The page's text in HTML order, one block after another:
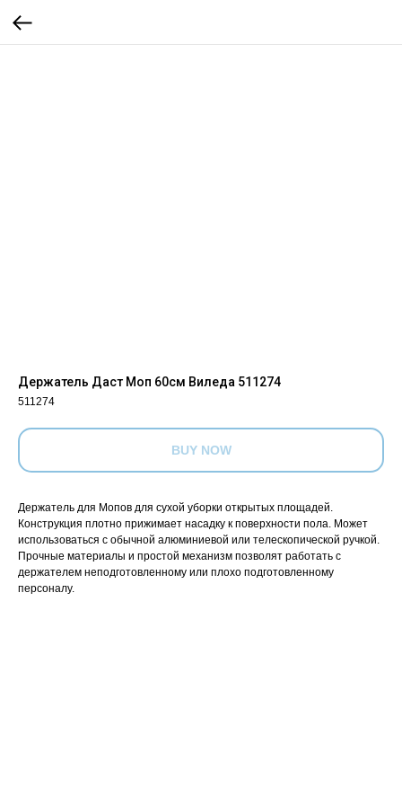
Держатель Даст Моп 60см Виледа 511274
511274
BUY NOW
Держатель для Мопов для сухой уборки открытых площадей.
Конструкция плотно прижимает насадку к поверхности пола. Может
использоваться с обычной алюминиевой или телескопической ручкой.
Прочные материалы и простой механизм позволят работать с
держателем неподготовленному или плохо подготовленному
персоналу.